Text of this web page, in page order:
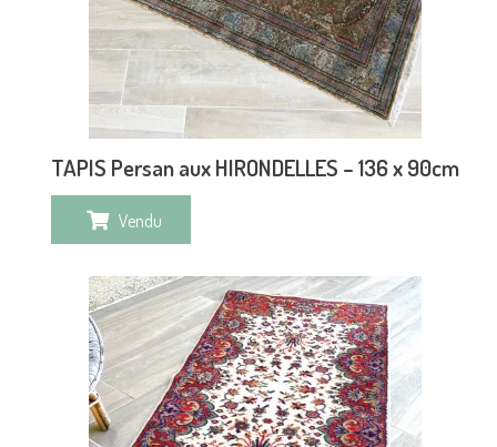
TAPIS Persan aux HIRONDELLES – 136 x 90cm
Vendu